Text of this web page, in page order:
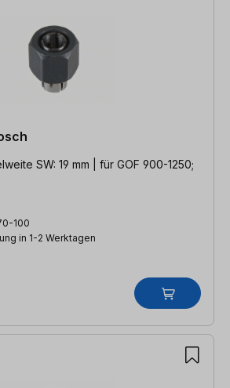
SW: 19 mm | für GOF 900-1250;
100
in 1-2 Werktagen